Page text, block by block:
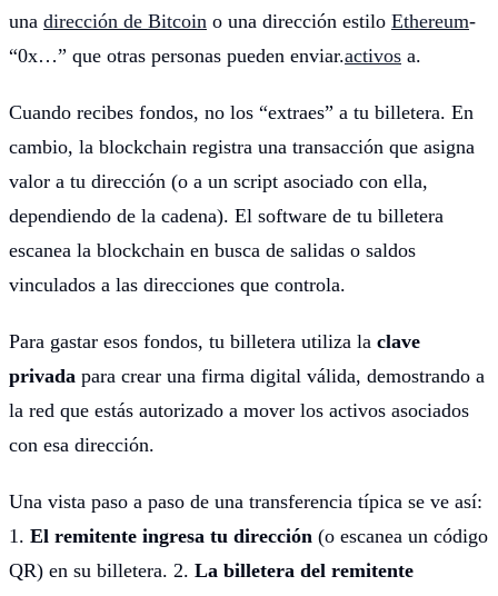
una dirección de Bitcoin o una dirección estilo Ethereum-
“0x…” que otras personas pueden enviar.activos a.
Cuando recibes fondos, no los “extraes” a tu billetera. En
cambio, la blockchain registra una transacción que asigna
valor a tu dirección (o a un script asociado con ella,
dependiendo de la cadena). El software de tu billetera
escanea la blockchain en busca de salidas o saldos
vinculados a las direcciones que controla.
Para gastar esos fondos, tu billetera utiliza la clave
privada para crear una firma digital válida, demostrando a
la red que estás autorizado a mover los activos asociados
con esa dirección.
Una vista paso a paso de una transferencia típica se ve así:
1. El remitente ingresa tu dirección (o escanea un código
QR) en su billetera. 2. La billetera del remitente